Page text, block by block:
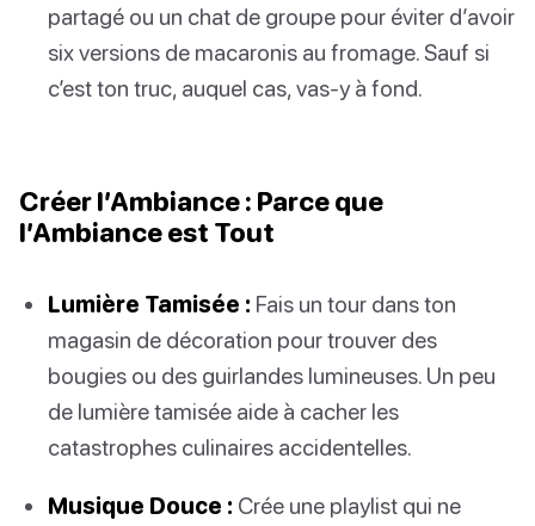
partagé ou un chat de groupe pour éviter d’avoir
six versions de macaronis au fromage. Sauf si
c’est ton truc, auquel cas, vas-y à fond.
Créer l’Ambiance : Parce que
l’Ambiance est Tout
Lumière Tamisée : Fais un tour dans ton
magasin de décoration pour trouver des
bougies ou des guirlandes lumineuses. Un peu
de lumière tamisée aide à cacher les
catastrophes culinaires accidentelles.
Musique Douce : Crée une playlist qui ne